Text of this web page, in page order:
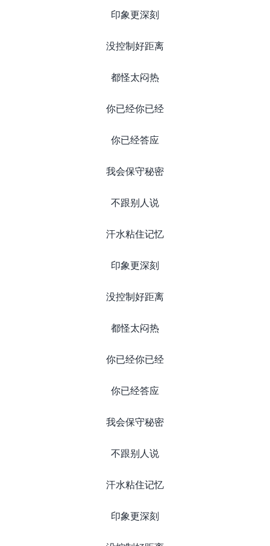
印象更深刻
没控制好距离
都怪太闷热
你已经你已经
你已经答应
我会保守秘密
不跟别人说
汗水粘住记忆
印象更深刻
没控制好距离
都怪太闷热
你已经你已经
你已经答应
我会保守秘密
不跟别人说
汗水粘住记忆
印象更深刻